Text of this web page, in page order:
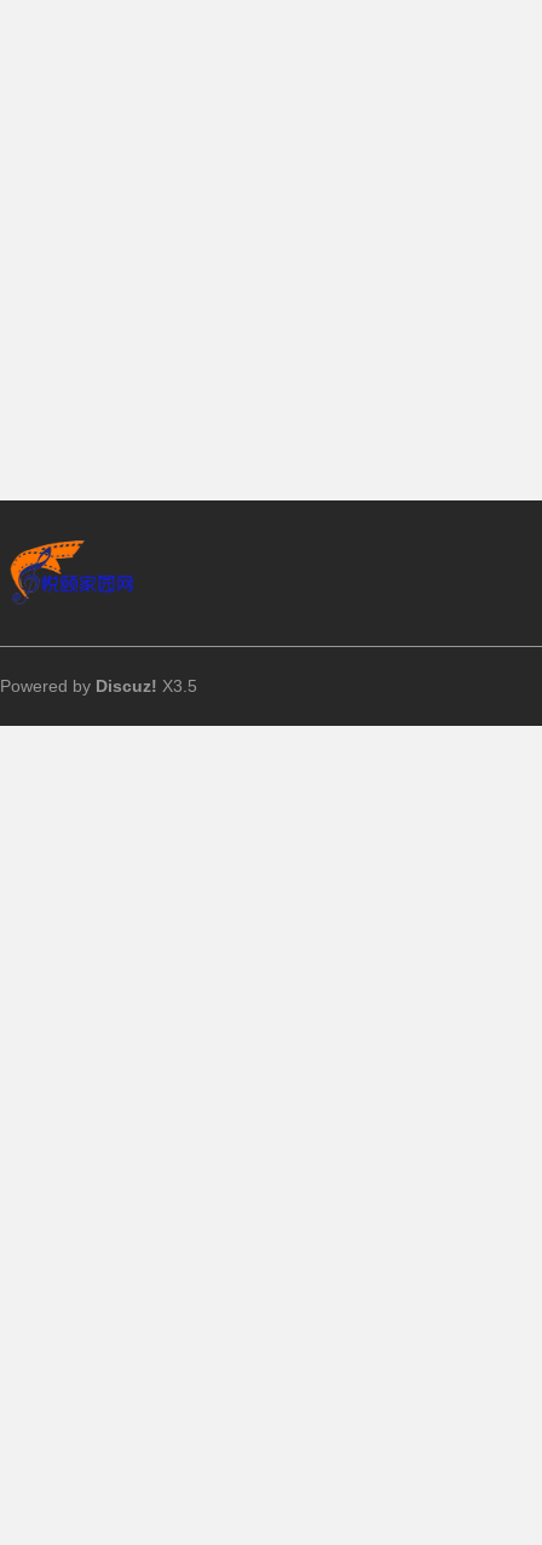
Powered by Discuz! X3.5